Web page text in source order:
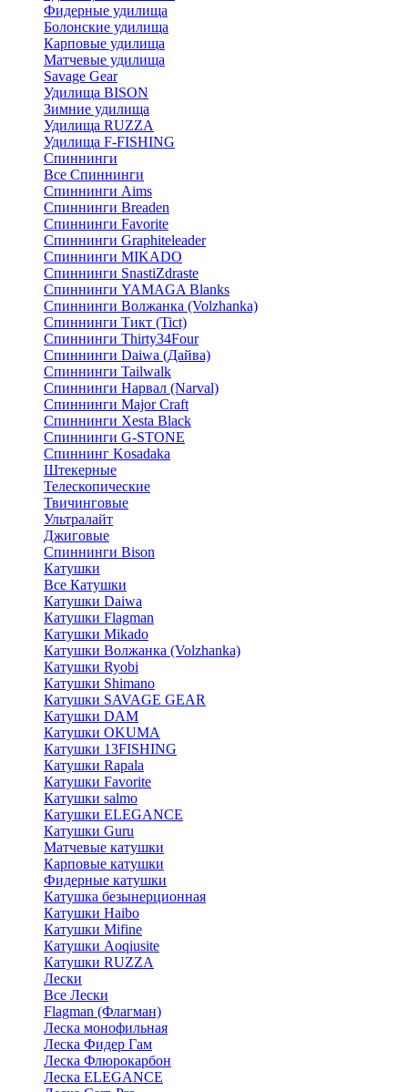
Фидерные удилища
Болонские удилища
Карповые удилища
Матчевые удилища
Savage Gear
Удилища BISON
Зимние удилища
Удилища RUZZA
Удилища F-FISHING
Спиннинги
Все Спиннинги
Спиннинги Aims
Спиннинги Breaden
Спиннинги Favorite
Спиннинги Graphiteleader
Спиннинги MIKADO
Спиннинги SnastiZdraste
Спиннинги YAMAGA Blanks
Спиннинги Волжанка (Volzhanka)
Спиннинги Тикт (Tict)
Спиннинги Thirty34Four
Спиннинги Daiwa (Дайва)
Спиннинги Tailwalk
Спиннинги Нарвал (Narval)
Спиннинги Major Craft
Спиннинги Xesta Black
Спиннинги G-STONE
Спиннинг Kosadaka
Штекерные
Телескопические
Твичинговые
Ультралайт
Джиговые
Спиннинги Bison
Катушки
Все Катушки
Катушки Daiwa
Катушки Flagman
Катушки Mikado
Катушки Волжанка (Volzhanka)
Катушки Ryobi
Катушки Shimano
Катушки SAVAGE GEAR
Катушки DAM
Катушки OKUMA
Катушки 13FISHING
Катушки Rapala
Катушки Favorite
Катушки salmo
Катушки ELEGANCE
Катушки Guru
Матчевые катушки
Карповые катушки
Фидерные катушки
Катушка безынерционная
Катушки Haibo
Катушки Mifine
Катушки Aoqiusite
Катушки RUZZA
Лески
Все Лески
Flagman (Флагман)
Леска монофильная
Леска Фидер Гам
Леска Флюрокарбон
Леска ELEGANCE